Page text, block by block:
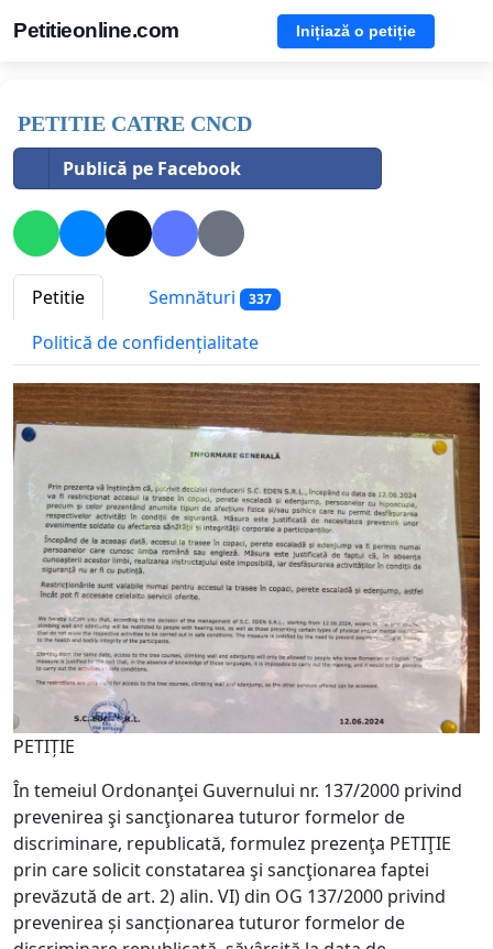
Petitieonline.com Inițiază o petiție
PETITIE CATRE CNCD
Publică pe Facebook
Petitie Semnături 337
Politică de confidențialitate
PETIȚIE
În temeiul Ordonanţei Guvernului nr. 137/2000 privind
prevenirea şi sancţionarea tuturor formelor de
discriminare, republicată, formulez prezenţa PETIŢIE
prin care solicit constatarea şi sancţionarea faptei
prevăzută de art. 2) alin. VI) din OG 137/2000 privind
prevenirea și sancționarea tuturor formelor de